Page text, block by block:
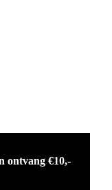
ontvang €10,-